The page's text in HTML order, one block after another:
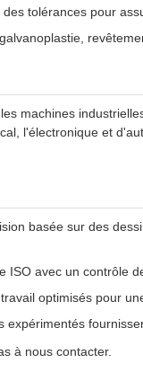
tolérances pour
machines
l'électronique et
basée sur des
ISO avec un contrôle
optimisés pour
expérimentés
à nous contacter.